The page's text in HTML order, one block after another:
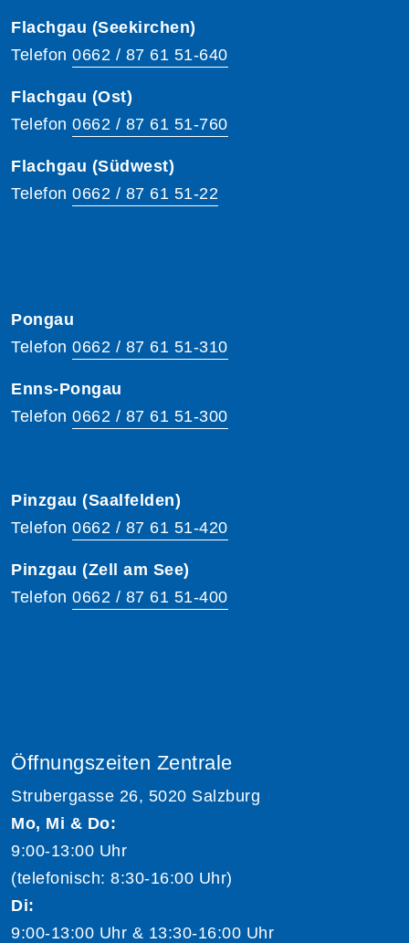
Flachgau (Seekirchen)
Telefon 0662 / 87 61 51-640
Flachgau (Ost)
Telefon 0662 / 87 61 51-760
Flachgau (Südwest)
Telefon 0662 / 87 61 51-22
Pongau
Telefon 0662 / 87 61 51-310
Enns-Pongau
Telefon 0662 / 87 61 51-300
Pinzgau (Saalfelden)
Telefon 0662 / 87 61 51-420
Pinzgau (Zell am See)
Telefon 0662 / 87 61 51-400
Öffnungszeiten Zentrale
Strubergasse 26, 5020 Salzburg
Mo, Mi & Do:
9:00-13:00 Uhr
(telefonisch: 8:30-16:00 Uhr)
Di:
9:00-13:00 Uhr & 13:30-16:00 Uhr